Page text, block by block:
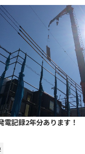
記録2年分あります！